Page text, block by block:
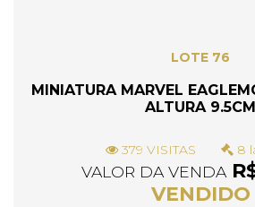
LOTE 76
MINIATURA MARVEL
ALTURA 9.5CM
379 VISITAS 8
VALOR DA VENDA
VENDIDO